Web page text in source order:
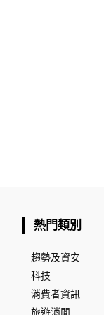
熱門類別
趨勢及資安
科技
消費者資訊
旅遊消閒